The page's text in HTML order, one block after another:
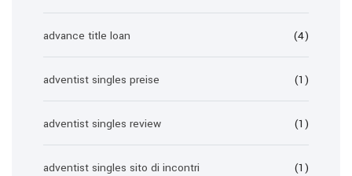
advance title loan (4)
adventist singles preise (1)
adventist singles review (1)
adventist singles sito di incontri (1)